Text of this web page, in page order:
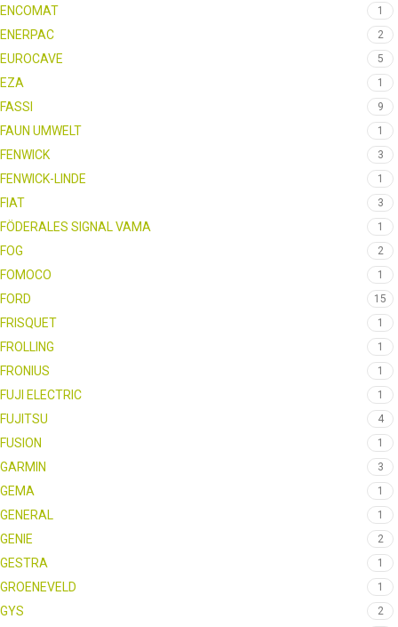
ENCOMAT 1
ENERPAC 2
EUROCAVE 5
EZA 1
FASSI 9
FAUN UMWELT 1
FENWICK 3
FENWICK-LINDE 1
FIAT 3
FÖDERALES SIGNAL VAMA 1
FOG 2
FOMOCO 1
FORD 15
FRISQUET 1
FROLLING 1
FRONIUS 1
FUJI ELECTRIC 1
FUJITSU 4
FUSION 1
GARMIN 3
GEMA 1
GENERAL 1
GENIE 2
GESTRA 1
GROENEVELD 1
GYS 2